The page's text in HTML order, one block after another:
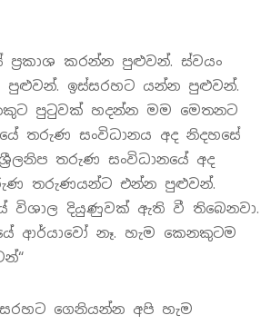
ප්‍රකාශ කරන්න පුළුවන්. ස්වයං
පුළුවන්. ඉස්සරහට යන්න පුළුවන්.
පුටුවක් හදන්න මම මෙතනට
තරුණ සංවිධානය අද නිදහසේ
තරුණ සංවිධානයේ අද
තරුණයන්ට එන්න පුළුවන්.
විශාල දියුණුවක් ඇති වී තිබෙනවා.
ආර්යාවෝ නෑ. හැම කෙනකුටම
ගෙනියන්න අපි හැම